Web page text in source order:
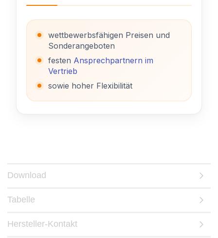
wettbewerbsfähigen Preisen und
Sonderangeboten
festen Ansprechpartnern im
Vertrieb
sowie hoher Flexibilität
Download
Tabelle
Hersteller-Kontakt